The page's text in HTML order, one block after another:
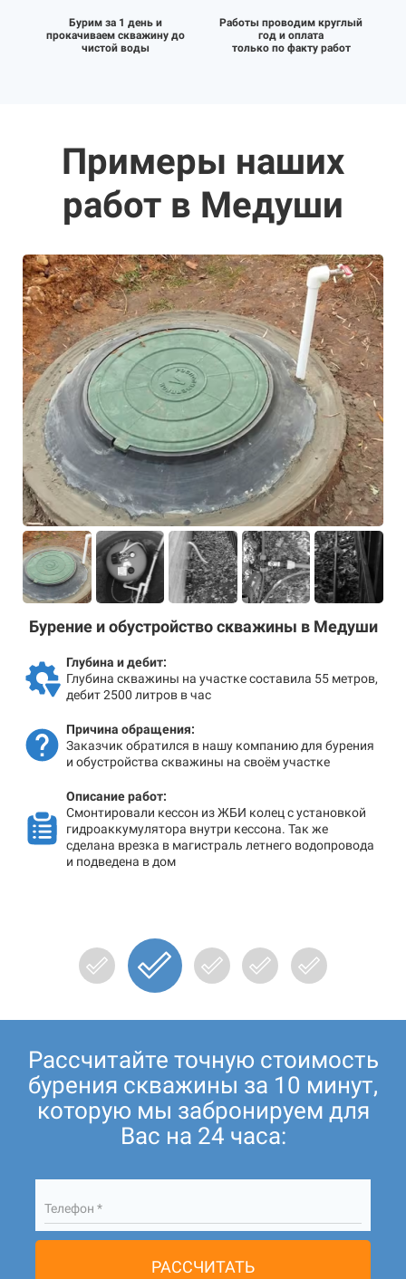
Бурим за 1 день и
прокачиваем скважину до
чистой воды
Работы проводим круглый
год и оплата
только по факту работ
Примеры наших
работ в Медуши
Бурение и обустройство скважины в Медуши
Глубина и дебит:
Глубина скважины на участке составила 55 метров,
дебит 2500 литров в час
Причина обращения:
Заказчик обратился в нашу компанию для бурения
и обустройства скважины на своём участке
Описание работ:
Смонтировали кессон из ЖБИ колец с установкой
гидроаккумулятора внутри кессона. Так же
сделана врезка в магистраль летнего водопровода
и подведена в дом
Рассчитайте точную стоимость
бурения скважины за 10 минут,
которую мы забронируем для
Вас на 24 часа:
Телефон *
РАССЧИТАТЬ